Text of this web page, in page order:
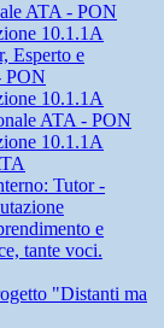
ATA - PON
10.1.1A
Esperto e
PON
10.1.1A
ATA - PON
10.1.1A
Tutor -
e
tante voci.
"Distanti ma